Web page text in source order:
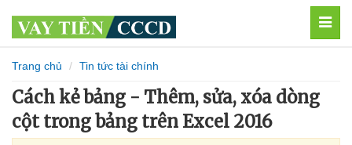
Trang chủ Tin tức tài chính
Cách kẻ bảng - Thêm, sửa, xóa dòng
cột trong bảng trên Excel 2016